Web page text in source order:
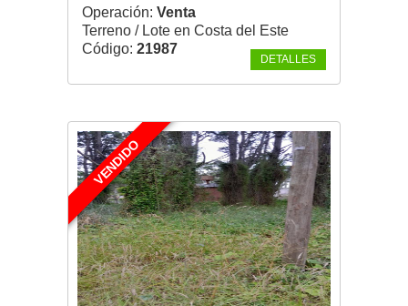
Operación: Venta
Terreno / Lote en Costa del Este
Código: 21987
DETALLES
VENDIDO